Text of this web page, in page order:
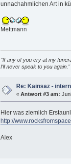
unnachahmlichen Art in
Mettmann
"If any of you cry at my
I'll never speak to you again."
Re: Kainsaz -
« Antwort #3 am:
Hier was ziemlich
http://
Alex